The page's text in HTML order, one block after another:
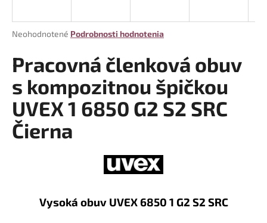
Priemerné
produktu
je
z
5
hviezdičiek.
Neohodnotené Podrobnosti hodnotenia
Pracovná členková obuv
s kompozitnou špičkou
UVEX 1 6850 G2 S2 SRC
Čierna
Vysoká obuv UVEX 6850 1 G2 S2 SRC
j
ť
?